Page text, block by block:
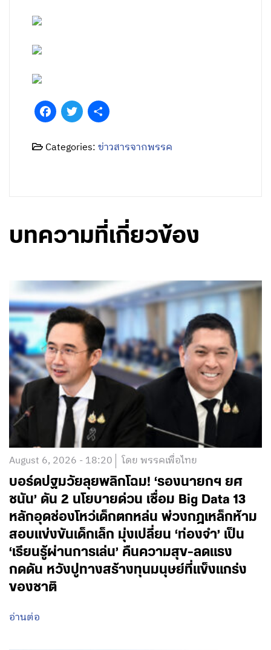
FacebookTwitter
Categories:ข่าวสารจากพรรค
บทความที่เกี่ยวข้อง
August 6, 2026 - 18:20 โดย พรรคเพื่อไทย
บอร์ดปฐมวัยลุยพลิกโฉม! ‘รองนายกฯ ยศ
ชนัน’ ดัน 2 นโยบายด่วน เชื่อม Big Data 13
หลักอุดช่องโหว่เด็กตกหล่น พ่วงกฎเหล็กห้าม
สอบแข่งขันเด็กเล็ก มุ่งเปลี่ยน ‘ท่องจำ’ เป็น
‘เรียนรู้ผ่านการเล่น’ คืนความสุข-ลดแรง
กดดัน หวังปูทางสร้างทุนมนุษย์ที่แข็งแกร่ง
ของชาติ
อ่านต่อ